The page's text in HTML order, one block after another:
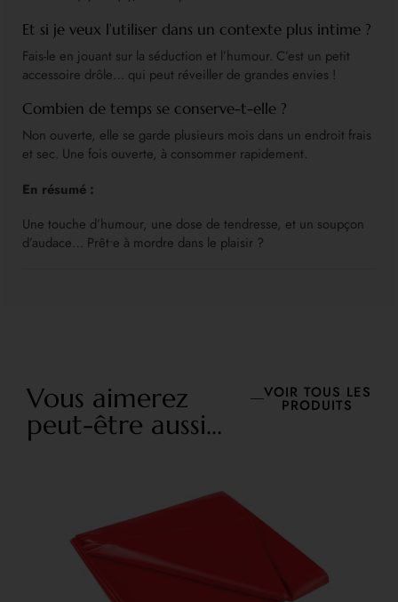
Et si je veux l’utiliser dans un contexte plus intime ?
Fais-le en jouant sur la séduction et l’humour. C’est un petit
accessoire drôle… qui peut réveiller de grandes envies !
Combien de temps se conserve-t-elle ?
Non ouverte, elle se garde plusieurs mois dans un endroit frais
et sec. Une fois ouverte, à consommer rapidement.
En résumé :
Une touche d’humour, une dose de tendresse, et un soupçon
d’audace… Prêt•e à mordre dans le plaisir ?
Vous aimerez
peut-être aussi...
VOIR TOUS LES
PRODUITS